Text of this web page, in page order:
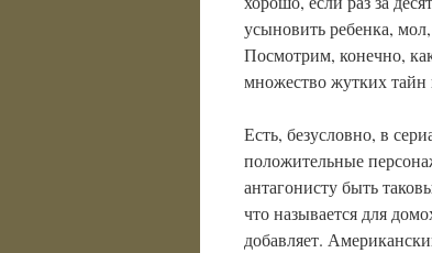
усыновить ребенка,
Посмотрим, конечно,
множество жутких
Есть, безусловно, в
положительные
антагонисту быть
что называется для
добавляет.